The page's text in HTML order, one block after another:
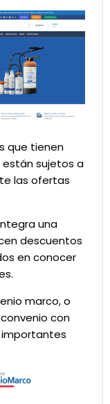
que tienen
sujetos a
las ofertas
una
descuentos
en conocer
marco, o
con